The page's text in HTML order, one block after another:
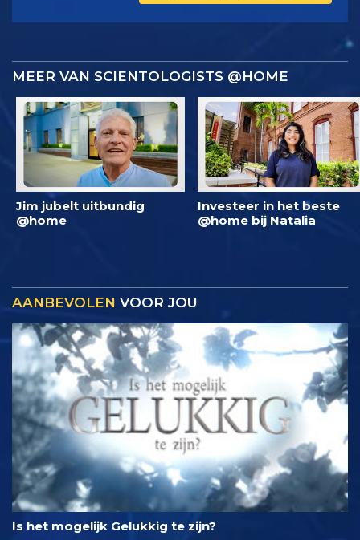
MEER VAN SCIENTOLOGISTS @HOME
Jim jubelt uitbundig
@home
Investeer in het beste
@home bij Natalia
AANBEVOLEN VOOR JOU
Is het mogelijk Gelukkig te zijn?